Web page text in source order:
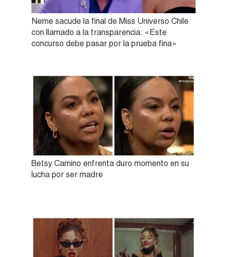
Neme sacude la final de Miss Universo Chile
con llamado a la transparencia: «Este
concurso debe pasar por la prueba fina»
Betsy Camino enfrenta duro momento en su
lucha por ser madre